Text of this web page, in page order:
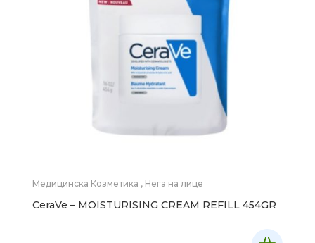
Медицинска Козметика , Нега на лице
CeraVe – MOISTURISING CREAM REFILL 454GR